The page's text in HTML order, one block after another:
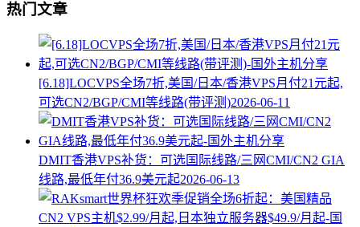
热门文章
[6.18]LOCVPS全场7折,美国/日本/香港VPS月付21元起,
可选CN2/BGP/CMI等线路(带评测)2026-06-11
DMIT香港VPS补货：可选国际线路/三网CMI/CN2 GIA
线路,最低年付36.9美元起2026-06-13